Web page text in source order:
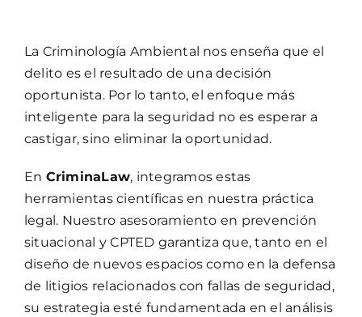
La Criminología Ambiental nos enseña que el
delito es el resultado de una decisión
oportunista. Por lo tanto, el enfoque más
inteligente para la seguridad no es esperar a
castigar, sino eliminar la oportunidad.
En CriminaLaw, integramos estas
herramientas científicas en nuestra práctica
legal. Nuestro asesoramiento en prevención
situacional y CPTED garantiza que, tanto en el
diseño de nuevos espacios como en la defensa
de litigios relacionados con fallas de seguridad,
su estrategia esté fundamentada en el análisis